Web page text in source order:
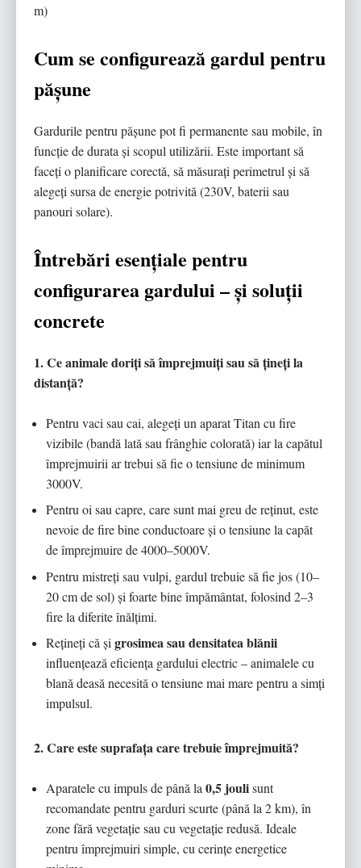
m)
Cum se configurează gardul pentru
pășune
Gardurile pentru pășune pot fi permanente sau mobile, în
funcție de durata și scopul utilizării. Este important să
faceți o planificare corectă, să măsurați perimetrul și să
alegeți sursa de energie potrivită (230V, baterii sau
panouri solare).
Întrebări esențiale pentru
configurarea gardului – și soluții
concrete
1. Ce animale doriți să împrejmuiți sau să țineți la
distanță?
Pentru vaci sau cai, alegeți un aparat Titan cu fire
vizibile (bandă lată sau frânghie colorată) iar la capătul
împrejmuirii ar trebui să fie o tensiune de minimum
3000V.
Pentru oi sau capre, care sunt mai greu de reținut, este
nevoie de fire bine conductoare și o tensiune la capăt
de împrejmuire de 4000–5000V.
Pentru mistreți sau vulpi, gardul trebuie să fie jos (10–
20 cm de sol) și foarte bine împământat, folosind 2–3
fire la diferite înălțimi.
Rețineți că șigrosimea sau densitatea blănii
influențează eficiența gardului electric – animalele cu
blană deasă necesită o tensiune mai mare pentru a simți
impulsul.
2. Care este suprafața care trebuie împrejmuită?
Aparatele cu impuls de până la0,5 joulisunt
recomandate pentru garduri scurte (până la 2 km), în
zone fără vegetație sau cu vegetație redusă. Ideale
pentru împrejmuiri simple, cu cerințe energetice